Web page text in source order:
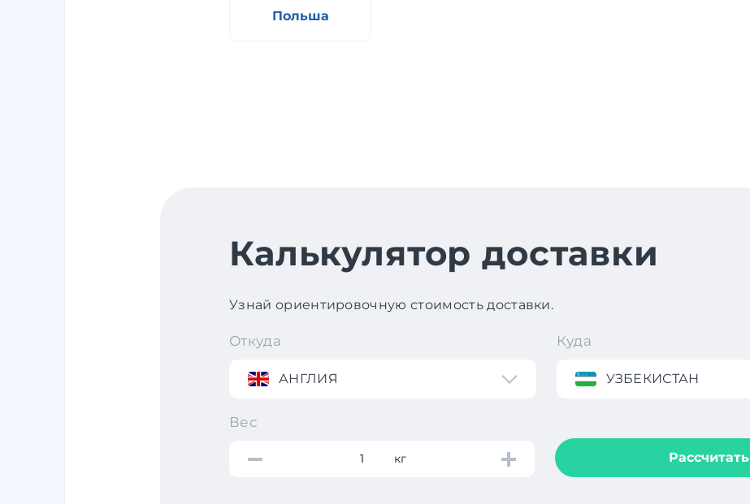
Польша
Калькулятор доставки
Узнай ориентировочную стоимость доставки.
Откуда
АНГЛИЯ
Куда
УЗБЕКИСТАН
Вес
кг Рассчитать